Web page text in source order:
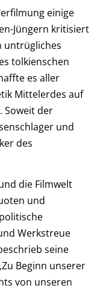
einige
Jüngern kritisiert
untrügliches
tolkienschen
es aller
Mittelerdes auf
Soweit der
und
des
die Filmwelt
und
Werkstreue
seine
Beginn unserer
von unseren